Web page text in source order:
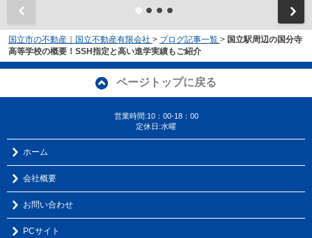
国立市の不動産｜国立不動産有限会社 > ブログ記事一覧 > 国立駅周辺の国分寺
高等学校の概要！SSH指定と高い進学実績もご紹介
ページトップに戻る
営業時間:10：00-18：00
定休日:水曜
ホーム
会社概要
お問い合わせ
PCサイト